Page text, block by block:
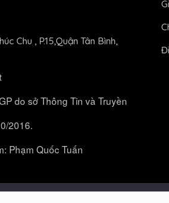
Chu , P.15,Quận Tân Bình,
do sở Thông Tin và Truyền
2016.
Phạm Quốc Tuấn